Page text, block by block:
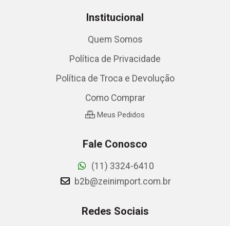
Institucional
Quem Somos
Política de Privacidade
Política de Troca e Devolução
Como Comprar
Meus Pedidos
Fale Conosco
(11) 3324-6410
b2b@zeinimport.com.br
Redes Sociais